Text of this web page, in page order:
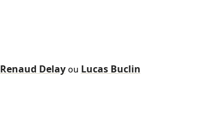
Renaud Delay ou Lucas Buclin